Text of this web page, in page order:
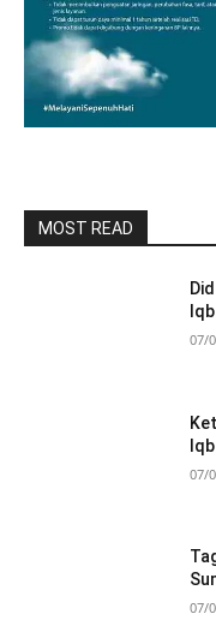
MOST READ
07/
07/
07/